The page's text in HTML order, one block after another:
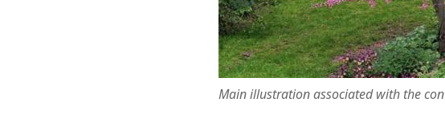
Main illustration associated with the